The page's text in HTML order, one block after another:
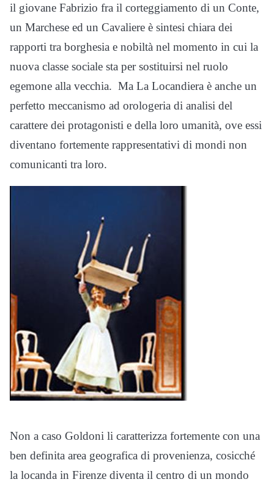
il giovane Fabrizio fra il corteggiamento di un Conte,
un Marchese ed un Cavaliere è sintesi chiara dei
rapporti tra borghesia e nobiltà nel momento in cui la
nuova classe sociale sta per sostituirsi nel ruolo
egemone alla vecchia. Ma La Locandiera è anche un
perfetto meccanismo ad orologeria di analisi del
carattere dei protagonisti e della loro umanità, ove essi
diventano fortemente rappresentativi di mondi non
comunicanti tra loro.
Non a caso Goldoni li caratterizza fortemente con una
ben definita area geografica di provenienza, cosicché
la locanda in Firenze diventa il centro di un mondo